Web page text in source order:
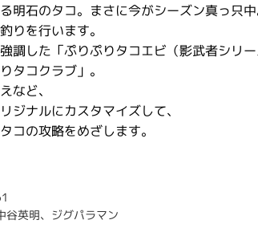
明石のタコ。まさに今がシーズン真っ只中
りを行います。
調した「ぷりぷりタコエビ（影武者シリ
タコクラブ」。
など、
ジナルにカスタマイズして、
コの攻略をめざします。
谷英明、ジグパラマン